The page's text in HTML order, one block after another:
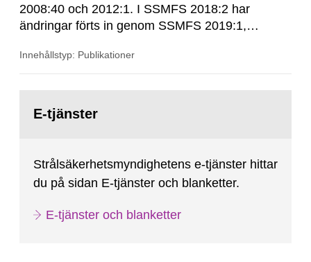
2008:40 och 2012:1. I SSMFS 2018:2 har
ändringar förts in genom SSMFS 2019:1,
Innehållstyp: Publikationer
sida:E-tjänster
Strålsäkerhetsmyndighetens e-tjänster hittar
du på sidan E-tjänster och blanketter.
E-tjänster och blanketter